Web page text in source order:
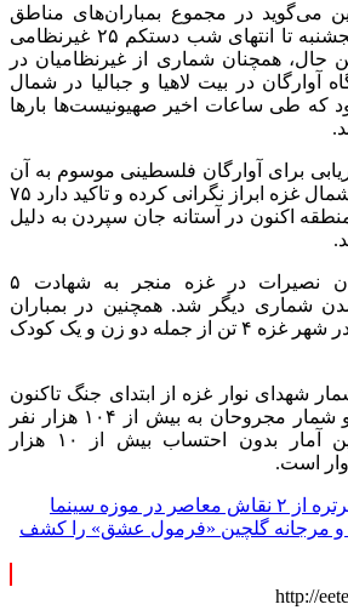
می‌گوید در مجموع بمباران‌های مناطق
مختلف غزه از بامداد پنجشنبه تا انتهای شب دستکم ۲۵ غیرنظامی
حال، همچنان شماری از غیرنظامیان در
آوارگان در بیت لاهیا و جبالیا در شمال
که طی ساعات اخیر صهیونیست‌ها بارها
برای آوارگان فلسطینی موسوم به آن
روا از بحران انسانی در شمال غزه ابراز نگرانی کرده و تاکید دارد ۷۵
اکنون در آستانه جان سپردن به دلیل
نصیرات
در غزه منجر به شهادت ۵
شماری دیگر شد. همچنین در بمباران
هوایی مناطق مسکونی در شهر غزه ۴ تن از جمله دو زن و یک کودک
شهدای نوار غزه از ابتدای جنگ تاکنون
به ۴۴ هزار و ۳۳۰ نفر و شمار مجروحان به بیش از ۱۰۴ هزار نفر
افزایش یافته است. این آمار بدون احتساب بیش از ۱۰ هزار
است.
و مرجانه گلچین «فرمول عشق» را کشف
http://